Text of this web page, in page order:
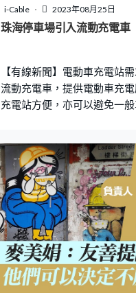
i-Cable 2023年08月25日
珠海停車場引入流動充電
【有線新聞】電動車充電站
流動充電車，提供電動車充
充電站方便，亦可以避免一
可以避免有車長期佔用固定
空間有限，就未必能夠使用
「就不會像固定樁那樣多限
隆。我覺得有配置就更好，
充電，不需要說固定樁在某
玩，減少浪費時間。」 至於
充電站相若，只需將充電電
電大約$0.8至$1.6。 橫琴粵
處長赫晉表示︰「我們後續